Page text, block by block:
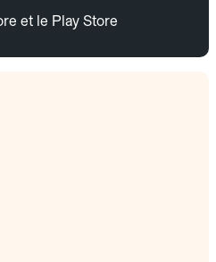
et le Play Store